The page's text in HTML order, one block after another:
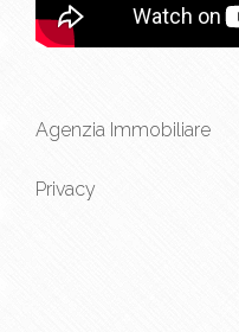
Agenzia Immobiliare
Privacy